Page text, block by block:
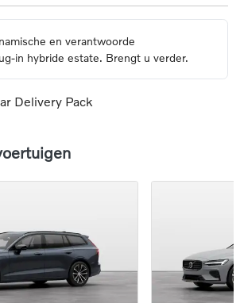
en verantwoorde
in hybride estate. Brengt u verder.
Delivery Pack